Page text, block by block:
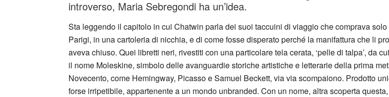
introverso, Maria Sebregondi ha un’idea.
Sta leggendo il capitolo in cui Chatwin parla dei suoi taccuini di viaggio che comprava solo
Parigi, in una cartoleria di nicchia, e di come fosse disperato perché la manifattura che li
aveva chiuso. Quei libretti neri, rivestiti con una particolare tela cerata, ‘pelle di talpa’, da
il nome Moleskine, simbolo delle avanguardie storiche artistiche e letterarie della prima
Novecento, come Hemingway, Picasso e Samuel Beckett, via via scompaiono. Prodotto
forse irripetibile, appartenente a un mondo unbranded. Con un nome, altra scoperta